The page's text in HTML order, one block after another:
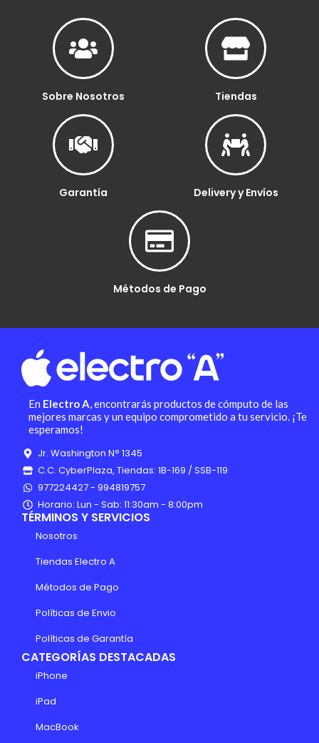
Sobre Nosotros Tiendas
Garantía Delivery y Envíos
Métodos de Pago
En Electro A, encontrarás productos de cómputo de las
mejores marcas y un equipo comprometido a tu servicio. ¡Te
esperamos!
Jr. Washington N° 1345
C.C. CyberPlaza, Tiendas: 1B-169 / SSB-119
977224427 - 994819757
Horario: Lun - Sab: 11:30am - 8:00pm
TÉRMINOS Y SERVICIOS
Nosotros
Tiendas Electro A
Métodos de Pago
Políticas de Envio
Políticas de Garantía
CATEGORÍAS DESTACADAS
iPhone
iPad
MacBook